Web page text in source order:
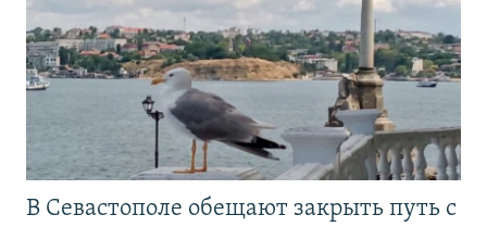
В Севастополе обещают закрыть путь с